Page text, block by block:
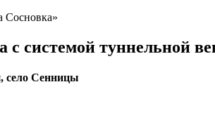
Сосновка»
системой туннельной
село Сенницы